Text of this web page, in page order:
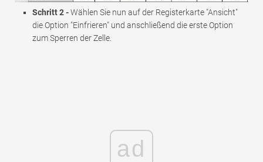
Schritt 2 -Wählen Sie nun auf der Registerkarte "Ansicht"
die Option "Einfrieren" und anschließend die erste Option
zum Sperren der Zelle.
ad